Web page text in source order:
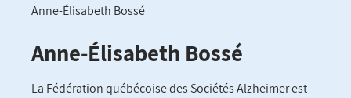
d'Ariane
Anne-Élisabeth Bossé
Anne-Élisabeth Bossé
La Fédération québécoise des Sociétés Alzheimer est